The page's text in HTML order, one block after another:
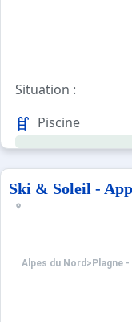
Situation :
Résidence
Equipements :
Résidence
Parking public
Piscine
Ski & Soleil -
Alpes du Nord > Plagne